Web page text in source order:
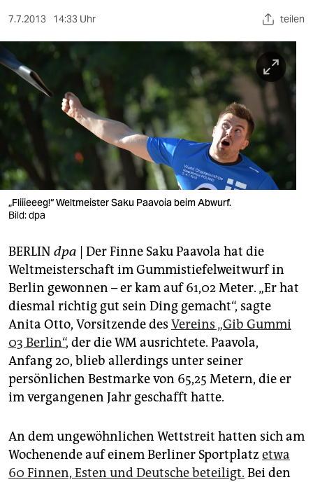
kultur
sport
berlin
nord
wahrheit
verlag
verlag
shop
fragen & hilfe
unterstützen
abo
genossenschaft
epaper login
7.7.2013 14:33 Uhr teilen
„Fliiieeeg!“ Weltmeister Saku Paavoia beim Abwurf.
Bild: dpa
BERLIN dpa | Der Finne Saku Paavola hat die
Weltmeisterschaft im Gummistiefelweitwurf in
Berlin gewonnen – er kam auf 61,02 Meter. „Er hat
diesmal richtig gut sein Ding gemacht“, sagte
Anita Otto, Vorsitzende des Vereins „Gib Gummi
03 Berlin“, der die WM ausrichtete. Paavola,
Anfang 20, blieb allerdings unter seiner
persönlichen Bestmarke von 65,25 Metern, die er
im vergangenen Jahr geschafft hatte.
An dem ungewöhnlichen Wettstreit hatten sich am
Wochenende auf einem Berliner Sportplatz etwa
60 Finnen, Esten und Deutsche beteiligt. Bei den